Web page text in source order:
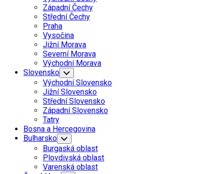
Západní Čechy
Střední Čechy
Praha
Vysočina
Jižní Morava
Severní Morava
Východní Morava
Slovensko Toggle
Child
Menu
Východní Slovensko
Jižní Slovensko
Střední Slovensko
Západní Slovensko
Tatry
Bosna a Hercegovina
Bulharsko Toggle
Child
Menu
Burgaská oblast
Plovdivská oblast
Varenská oblast